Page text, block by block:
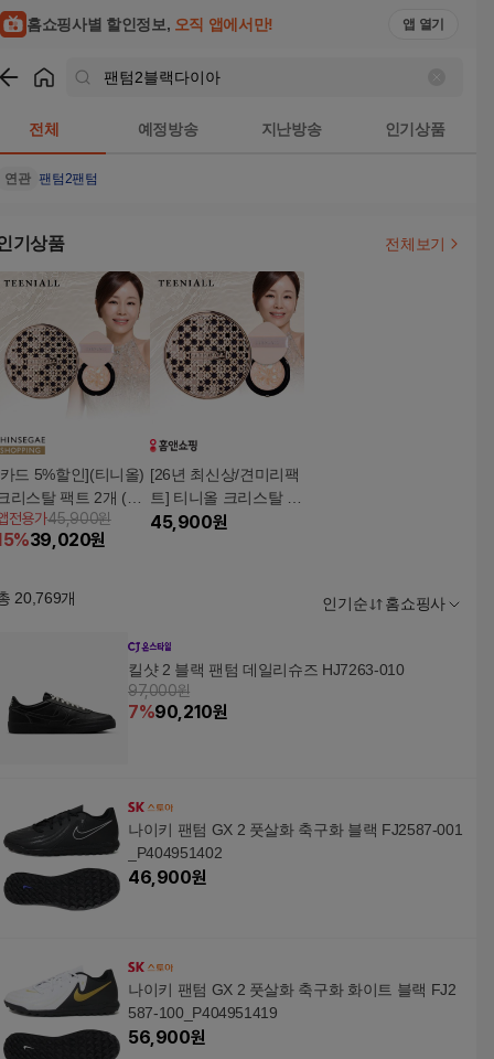
홈쇼핑사별 할인정보, 오직 앱에서만! 앱 열기
전체 예정방송 지난방송 인기상품
연관 팬텀2팬텀
기상품 전체보기
드 5%할인](티니올)
리스탈 팩트 2개 (블
다이아 본품 1 + 리필
전용가45,900원
%39,020원
[26년 최신상/견미리팩
트] 티니올 크리스탈 크
리미 팩트 시즌2 (본품
45,900원
20,769개 인기순 홈쇼핑사
킬샷 2 블랙 팬텀 데일리슈즈 HJ7263-010
97,000원
7%90,210원
나이키 팬텀 GX 2 풋살화 축구화 블랙 FJ2587-001
_P404951402
46,900원
나이키 팬텀 GX 2 풋살화 축구화 화이트 블랙 FJ2
587-100_P404951419
56,900원